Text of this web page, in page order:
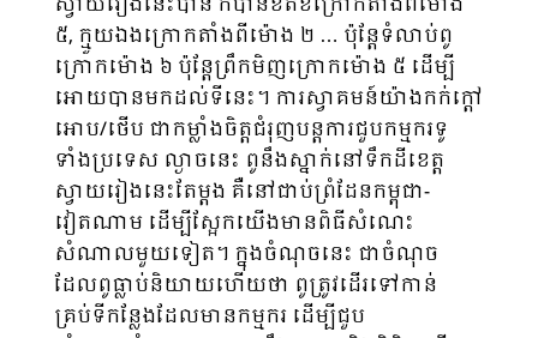
៥, ក្មួយឯងក្រោកតាំងពីម៉ោង ២ … ប៉ុន្តែទំលាប់ពូ
ក្រោកម៉ោង ៦ ប៉ុន្តែព្រឹកមិញក្រោកម៉ោង ៥ ដើម្បី
អោយបានមកដល់ទីនេះ។ ការស្វាគមន៍យ៉ាងកក់ក្ដៅ
អោប/ថើប ជាកម្លាំងចិត្តជំរុញបន្តការជួបកម្មករទូ
ទាំងប្រទេស ល្ងាចនេះ ពូនឹងស្នាក់នៅទឹកដីខេត្ត
ស្វាយរៀង​នេះតែម្ដង គឺនៅជាប់ព្រំដែនកម្ពុជា-
វៀតណាម ដើម្បីស្អែកយើងមានពិធីសំណេះ​
សំណាលមួយទៀត។ ក្នុងចំណុចនេះ ជាចំណុច
ដែលពូធ្លាប់និយាយហើយថា ពូត្រូវដើរទៅកាន់
គ្រប់ទីកន្លែងដែលមានកម្មករ ដើម្បីជួប